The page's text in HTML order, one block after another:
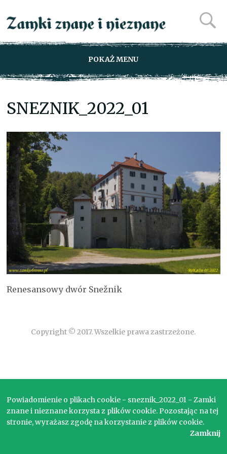
POKAŻ MENU
SNEZNIK_2022_01
Renesansowy dwór Snežnik
Copyright © 2017. Wszelkie prawa zastrzeżone.
Powiadomienie o plikach cookie - sneznik_2022_01 - Zamki
znane i nieznane korzysta z plików cookie. Pozostając na tej
stronie, wyrażasz zgodę na korzystanie z plików cookie.
Zamknij